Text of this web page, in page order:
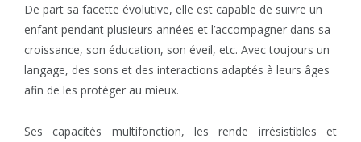
De part sa facette évolutive, elle est capable de suivre un
enfant pendant plusieurs années et l’accompagner dans sa
croissance, son éducation, son éveil, etc. Avec toujours un
langage, des sons et des interactions adaptés à leurs âges
afin de les protéger au mieux.
Ses capacités multifonction, les rende irrésistibles et